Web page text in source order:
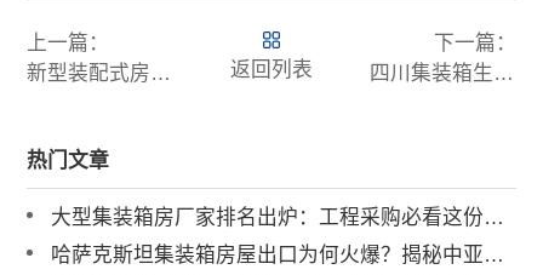
上一篇：
新型装配式房屋特点是什么，新型装配式房屋厂家
返回列表
下一篇：
四川集装箱生产厂家有哪些，厂家联系方式：4000-99-4000
热门文章
大型集装箱房厂家排名出炉：工程采购必看这份避坑榜单
哈萨克斯坦集装箱房屋出口为何火爆？揭秘中亚市场需求持续攀升的真相